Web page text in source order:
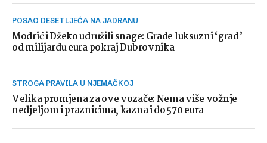
POSAO DESETLJEĆA NA JADRANU
Modrić i Džeko udružili snage: Grade luksuzni ‘grad’
od milijardu eura pokraj Dubrovnika
STROGA PRAVILA U NJEMAČKOJ
Velika promjena za ove vozače: Nema više vožnje
nedjeljom i praznicima, kazna i do 570 eura